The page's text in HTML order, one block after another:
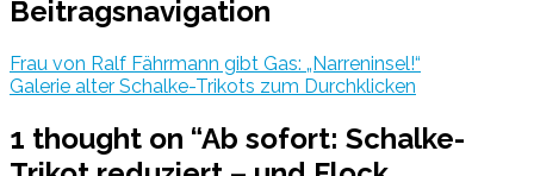
Beitragsnavigation
Frau von Ralf Fährmann gibt Gas: „Narreninsel!“
Galerie alter Schalke-Trikots zum Durchklicken
1 thought on “Ab sofort: Schalke-